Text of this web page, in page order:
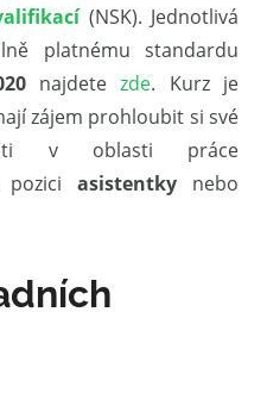
(NSK). Jednotlivá
platnému standardu
najdetezde. Kurz je
zájem prohloubit si své
v oblasti práce
asistentky nebo